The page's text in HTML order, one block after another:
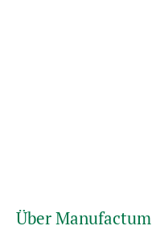
Über Manufactum